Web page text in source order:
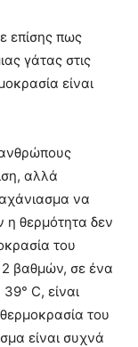
επίσης πως
γάτας στις
είναι
αλλά
να
θερμότητα δεν
του
βαθμών, σε ένα
C, είναι
του
είναι συχνά